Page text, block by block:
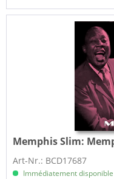
Memphis Slim:
Art-Nr.: BCD17687
Immédiatement